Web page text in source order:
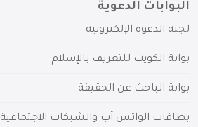
البوابات الدعوية
لجنة الدعوة الإلكترونية
بوابة الكويت للتعريف بالإسلام
بوابة الباحث عن الحقيقة
بطاقات الواتس آب والشبكات الاجتماعية